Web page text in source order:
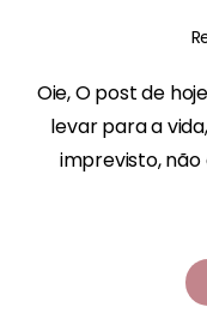
Oie, O post de
levar para a
imprevisto,